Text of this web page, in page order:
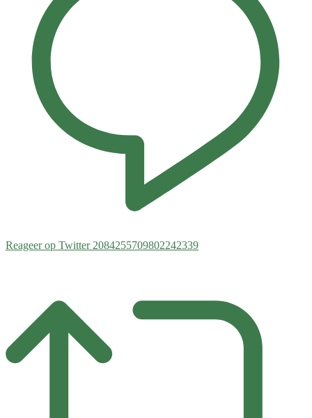
Reageer op Twitter 2084255709802242339